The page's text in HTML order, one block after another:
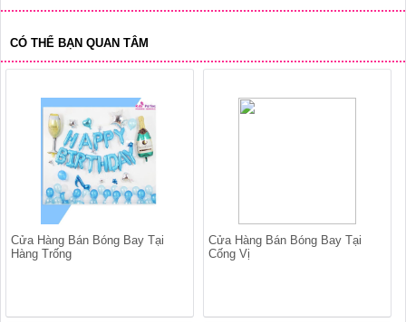
CÓ THỂ BẠN QUAN TÂM
Cửa Hàng Bán Bóng Bay Tại
Hàng Trống
Cửa Hàng Bán Bóng Bay Tại
Cống Vị